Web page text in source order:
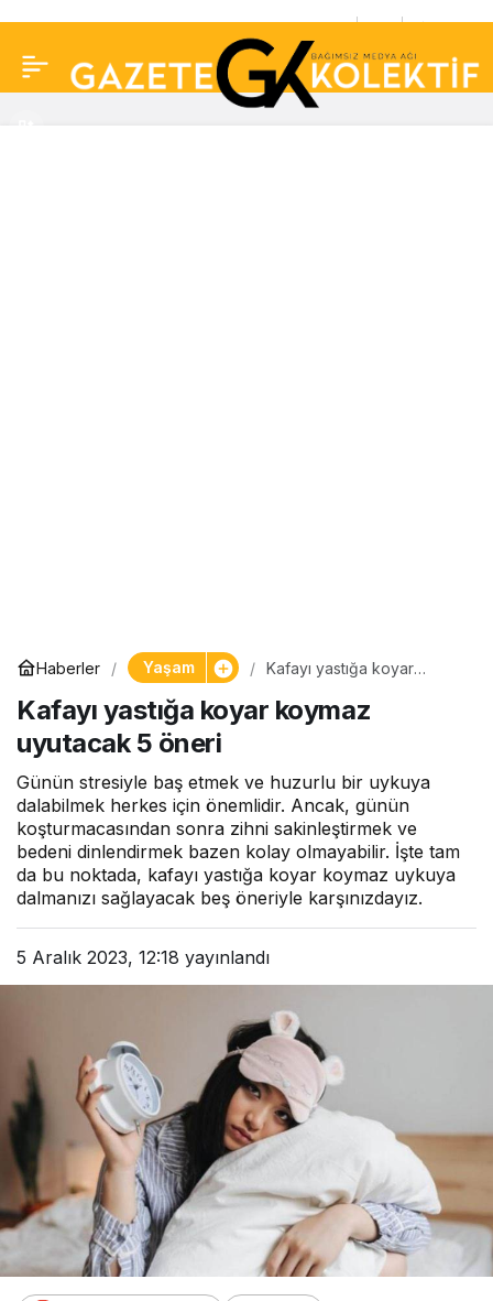
Haberler Yaşam
Kafayı yastığa koyar
Kafayı yastığa koyar koymaz
uyutacak 5 öneri
Günün stresiyle baş etmek ve huzurlu bir uykuya
dalabilmek herkes için önemlidir. Ancak, günün
koşturmacasından sonra zihni sakinleştirmek ve
bedeni dinlendirmek bazen kolay olmayabilir. İşte tam
da bu noktada, kafayı yastığa koyar koymaz uykuya
dalmanızı sağlayacak beş öneriyle karşınızdayız.
5 Aralık 2023, 12:18 yayınlandı
Emine’siydi: Melek